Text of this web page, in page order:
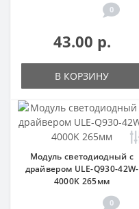
0
43.00 р.
В КОРЗИНУ
Модуль светодиодный с
драйвером ULE-Q930-42W-
4000K 265мм
0